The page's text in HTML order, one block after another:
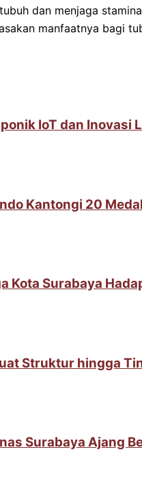
dan menjaga
manfaatnya bagi
IoT dan
Kantongi 20
Kota Surabaya
Struktur hingga
Surabaya Ajang